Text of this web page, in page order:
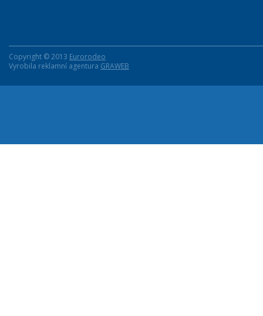
Copyright © 2013 Eurorodeo
Vyrobila reklamní agentura GRAWEB